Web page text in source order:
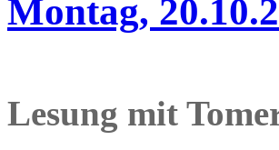
Montag,
Lesung mit